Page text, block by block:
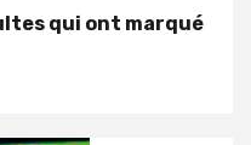
qui ont marqué